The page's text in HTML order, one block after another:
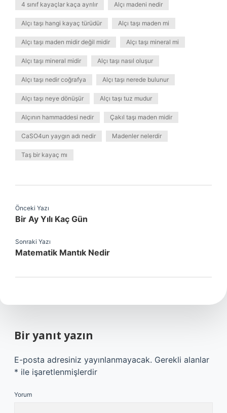
4 sınıf kayaçlar kaça ayrılır Alçı madeni nedir
Alçı taşı hangi kayaç türüdür Alçı taşı maden mi
Alçı taşı maden midir değil midir Alçı taşı mineral mi
Alçı taşı mineral midir Alçı taşı nasıl oluşur
Alçı taşı nedir coğrafya Alçı taşı nerede bulunur
Alçı taşı neye dönüşür Alçı taşı tuz mudur
Alçının hammaddesi nedir Çakıl taşı maden midir
CaSO4un yaygın adı nedir Madenler nelerdir
Taş bir kayaç mı
Önceki Yazı
Bir Ay Yılı Kaç Gün
Sonraki Yazı
Matematik Mantık Nedir
Bir yanıt yazın
E-posta adresiniz yayınlanmayacak. Gerekli alanlar
* ile işaretlenmişlerdir
Yorum